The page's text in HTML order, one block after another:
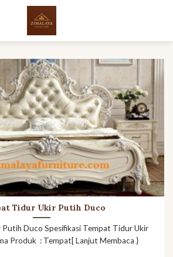
Tidur Ukir Putih Duco
Duco Spesifikasi Tempat Tidur Ukir
Produk : Tempat[ Lanjut Membaca }